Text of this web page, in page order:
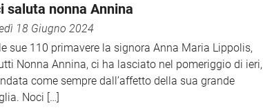
saluta nonna Annina
18 Giugno 2024
sue 110 primavere la signora Anna Maria Lippolis,
Nonna Annina, ci ha lasciato nel pomeriggio di ieri,
come sempre dall’affetto della sua grande
Noci […]